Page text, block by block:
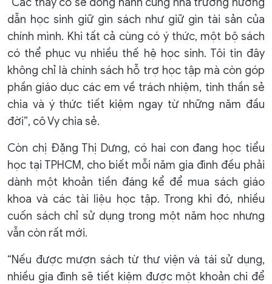
dẫn học sinh giữ gìn sách như giữ gìn tài sản của
chính mình. Khi tất cả cùng có ý thức, một bộ sách
có thể phục vụ nhiều thế hệ học sinh. Tôi tin đây
không chỉ là chính sách hỗ trợ học tập mà còn góp
phần giáo dục các em về trách nhiệm, tinh thần sẻ
chia và ý thức tiết kiệm ngay từ những năm đầu
đời”, cô Vy chia sẻ.
Còn chị Đặng Thị Dưng, có hai con đang học tiểu
học tại TPHCM, cho biết mỗi năm gia đình đều phải
dành một khoản tiền đáng kể để mua sách giáo
khoa và các tài liệu học tập. Trong khi đó, nhiều
cuốn sách chỉ sử dụng trong một năm học nhưng
vẫn còn rất mới.
“Nếu được mượn sách từ thư viện và tái sử dụng,
nhiều gia đình sẽ tiết kiệm được một khoản chi để